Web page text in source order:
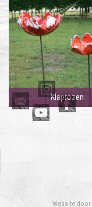
Klaprozen
Website door